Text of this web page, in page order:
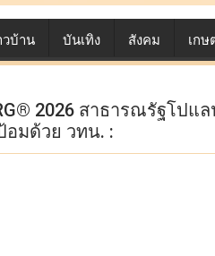
วบ้าน บันเทิง สังคม เกษ
2026 สาธารณรัฐโปแ
มด้วย วทน. :